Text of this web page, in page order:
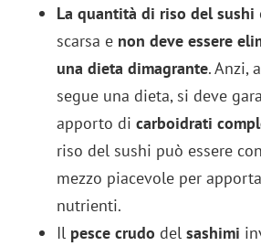
La quantità di riso del sushi
scarsa e non deve essere
una dieta dimagrante. Anzi,
segue una dieta, si deve
apporto di carboidrati
riso del sushi può essere
mezzo piacevole per
nutrienti.
Il pesce crudo delsashimi